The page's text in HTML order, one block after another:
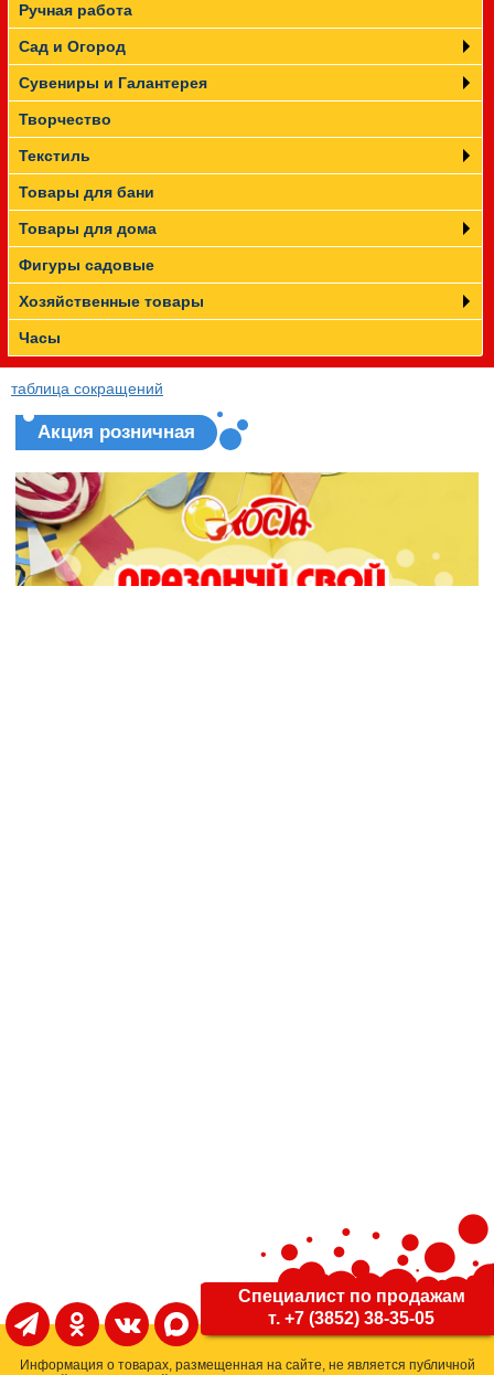
Ручная работа
Сад и Огород
Сувениры и Галантерея
Творчество
Текстиль
Товары для бани
Товары для дома
Фигуры садовые
Хозяйственные товары
Часы
таблица сокращений
Акция розничная
Специалист по продажам
т. +7 (3852) 38-35-05
Информация о товарах, размещенная на сайте, не является публичной